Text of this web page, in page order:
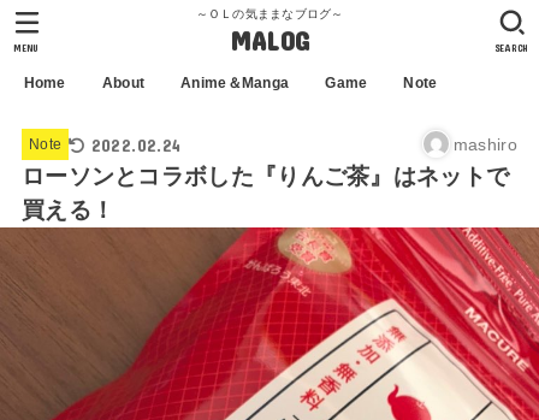
～ＯＬの気ままなブログ～
MALOG
Home About Anime＆Manga Game Note
SEARCH
MENU
Note 2022.02.24 mashiro
ローソンとコラボした『りんご茶』はネットで
買える！